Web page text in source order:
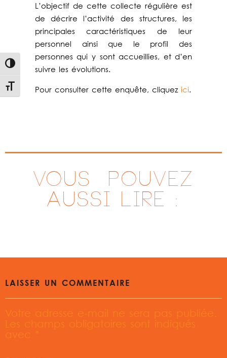
Passer en contraste élevé
Changer la taille de la police
L’objectif de cette collecte régulière est
de décrire l’activité des structures, les
principales caractéristiques de leur
personnel ainsi que le profil des
personnes qui y sont accueillies, et d’en
suivre les évolutions.
Pour consulter cette enquête, cliquez ici.
VOUS ^POUVEZ
AUSSI LIRE :
LAISSER UN COMMENTAIRE
Votre adresse e-mail ne sera pas publiée.
Les champs obligatoires sont indiqués
avec
*